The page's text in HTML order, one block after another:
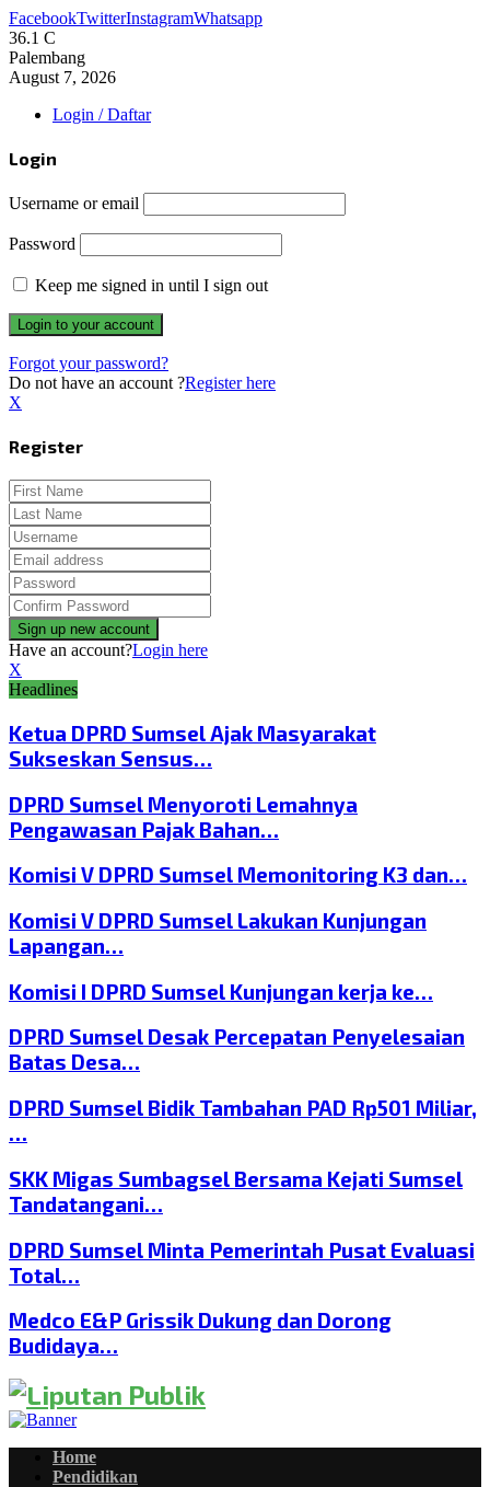
FacebookTwitterInstagramWhatsapp
36.1 C
Palembang
August 7, 2026
Login / Daftar
Login
Username or email
Password
Keep me signed in until I sign out
Forgot your password?
Do not have an account ?Register here
X
Register
Have an account?Login here
X
Headlines
Ketua DPRD Sumsel Ajak Masyarakat
Sukseskan Sensus…
DPRD Sumsel Menyoroti Lemahnya
Pengawasan Pajak Bahan…
Komisi V DPRD Sumsel Memonitoring K3 dan…
Komisi V DPRD Sumsel Lakukan Kunjungan
Lapangan…
Komisi I DPRD Sumsel Kunjungan kerja ke…
DPRD Sumsel Desak Percepatan Penyelesaian
Batas Desa…
DPRD Sumsel Bidik Tambahan PAD Rp501 Miliar,
…
SKK Migas Sumbagsel Bersama Kejati Sumsel
Tandatangani…
DPRD Sumsel Minta Pemerintah Pusat Evaluasi
Total…
Medco E&P Grissik Dukung dan Dorong
Budidaya…
Home
Pendidikan